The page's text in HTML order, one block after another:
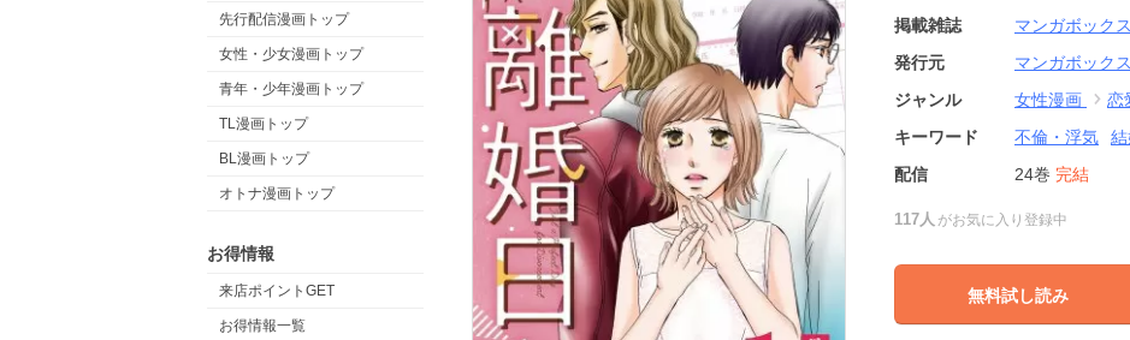
先行配信漫画トップ
女性・少女漫画トップ
青年・少年漫画トップ
TL漫画トップ
BL漫画トップ
オトナ漫画トップ
お得情報
来店ポイントGET
お得情報一覧
掲載雑誌
マンガボックス
発行元
マンガボックス
ジャンル
女性漫画
恋
キーワード
不倫・浮気
配信
24巻 完結
117人 がお気に入り登録中
無料試し読み